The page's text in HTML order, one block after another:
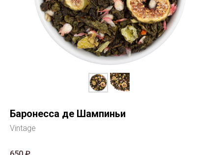
Баронесса де Шампиньи
Vintage